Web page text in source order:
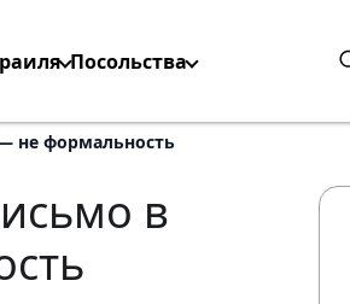
Посольства
не формальность
в